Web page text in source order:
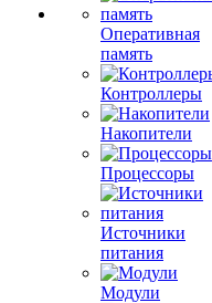
Оперативная
память
Контроллеры
Накопители
Процессоры
Источники
питания
Модули